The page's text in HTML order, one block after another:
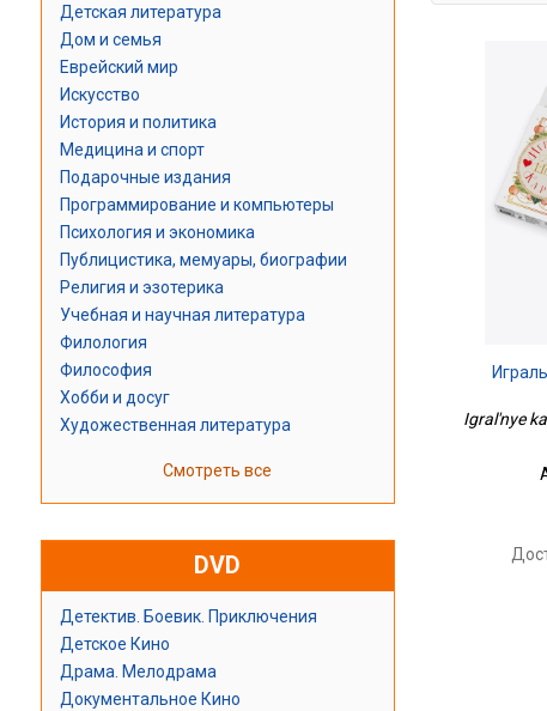
Детская литература
Дом и семья
Еврейский мир
Искусство
История и политика
Медицина и спорт
Подарочные издания
Программирование и компьютеры
Психология и экономика
Публицистика, мемуары, биографии
Религия и эзотерика
Учебная и научная литература
Филология
Философия
Хобби и досуг
Художественная литература
Смотреть все
DVD
Детектив. Боевик. Приключения
Детское Кино
Драма. Мелодрама
Документальное Кино
Igral'nye